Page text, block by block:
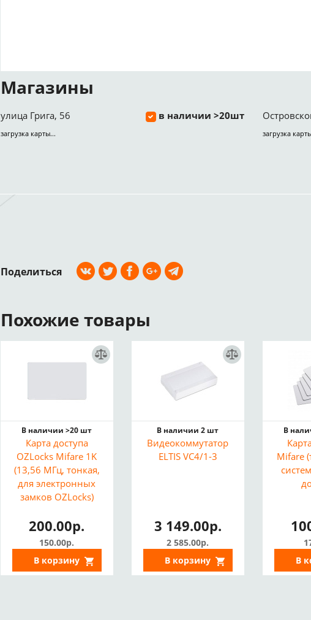
Магазины
улица Грига, 56 в наличии >20шт
загрузка карты... загрузка
Поделиться
Похожие товары
В наличии >20 шт
Карта доступа
OZLocks Mifare 1K
(13,56 МГц, тонкая,
для электронных
замков OZLocks)
200.00р.
150.00р.
В корзину
В наличии 2 шт
Видеокоммутатор
ELTIS VC4/1-3
3 149.00р.
2 585.00р.
В корзину
В
Mifare
В